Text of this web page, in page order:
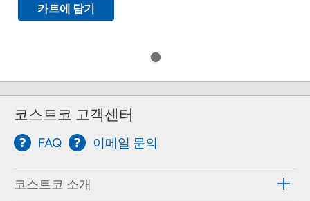
카트에 담기
코스트코 고객센터
FAQ 이메일 문의
코스트코 소개